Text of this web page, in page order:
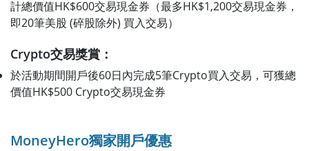
計總價值HK$600交易現金券（最多HK$1,200交易現金券，
即20筆美股 (碎股除外) 買入交易）
Crypto交易獎賞：
於活動期間開戶後60日內完成5筆Crypto買入交易，可獲總
價值HK$500 Crypto交易現金券
MoneyHero獨家開戶優惠